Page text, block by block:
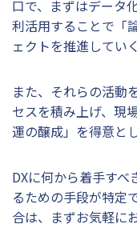
口で、まずはデータ
利活用することで「
ェクトを推進してい
また、それらの活動
セスを積み上げ、現
運の醸成」を得意と
DXに何から着手す
るための手段が特定
合は、まずお気軽に